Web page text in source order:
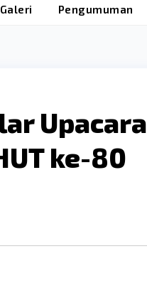
Galeri Pengumuman
Upacara
ke-80